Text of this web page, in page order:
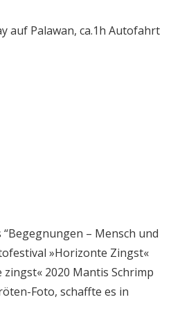
auf Palawan, ca.1h Autofahrt
– Mensch und
»Horizonte Zingst«
2020 Mantis Schrimp
Foto, schaffte es in